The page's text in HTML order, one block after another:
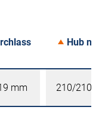
Hub
mm 210/210